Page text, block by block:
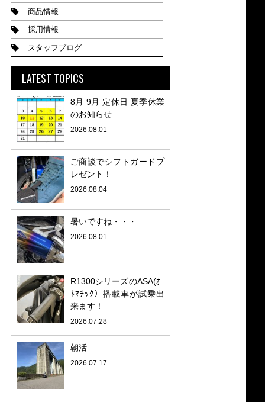
商品情報
採用情報
スタッフブログ
LATEST TOPICS
8月 9月 定休日 夏季休業
のお知らせ
2026.08.01
ご商談でシフトガードプ
レゼント！
2026.08.04
暑いですね・・・
2026.08.01
R1300シリーズのASA(ｵｰ
ﾄﾏﾁｯｸ）搭載車が試乗出
来ます！
2026.07.28
朝活
2026.07.17